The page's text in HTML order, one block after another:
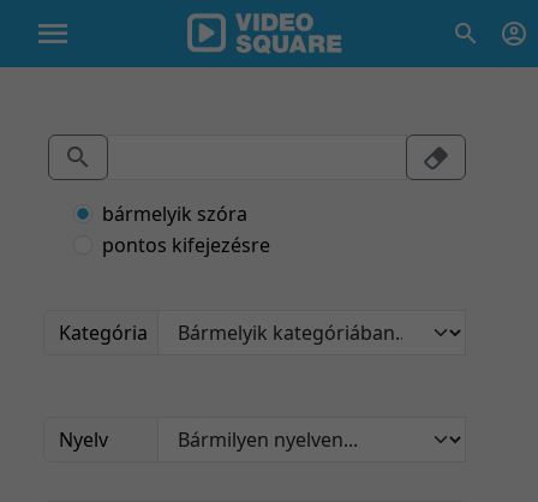
bármelyik szóra
pontos kifejezésre
Kategória
Nyelv